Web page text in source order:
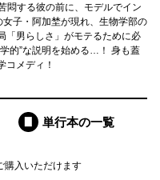
悶する彼の前に、モデルでイン
女子・阿加埜が現れ、生物学部の
「男らしさ」がモテるために必
的”な説明を始める…！ 身も蓋
コメディ！
単行本の一覧
購入いただけます